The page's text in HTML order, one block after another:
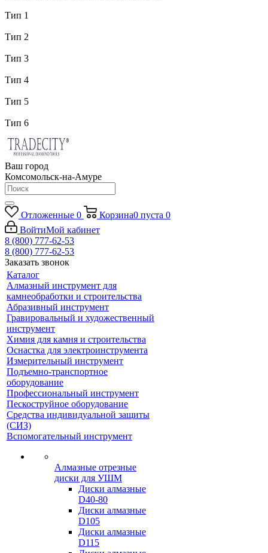
Тип 1
Тип 2
Тип 3
Тип 4
Тип 5
Тип 6
Ваш город
Комсомольск-на-Амуре
Отложенные 0 Корзина0 пуста 0
ВойтиМой кабинет
8 (800) 777-62-53
8 (800) 777-62-53
Заказать звонок
Каталог
Алмазный инструмент для
камнеобработки и строительства
Абразивный инструмент
Гравировальный и художественный
инструмент
Химия для камня и строительства
Оснастка для электроинструмента
Измерительный инструмент
Подъемно-транспортное
оборудование
Профессиональный инструмент
Пескоструйное оборудование
Средства индивидуальной защиты
(СИЗ)
Вспомогательный инструмент
Алмазные отрезные
диски для УШМ
Диски алмазные
D40-80
Диски алмазные
D105
Диски алмазные
D115